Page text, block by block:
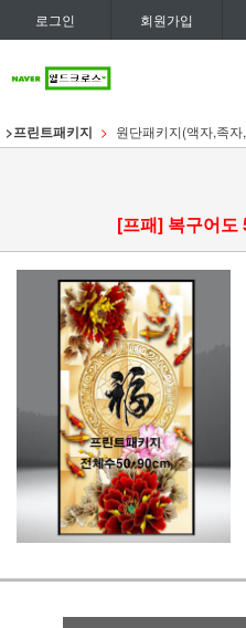
로그인 회원가입
>프린트패키지 원단패키지(액자,족자
[프패] 복구어도